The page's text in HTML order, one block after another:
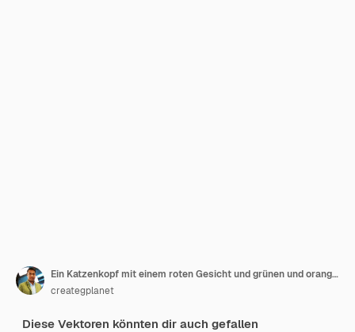
Ein Katzenkopf mit einem roten Gesicht und grünen und orangefarbenen Augen
creategplanet
Diese Vektoren könnten dir auch gefallen